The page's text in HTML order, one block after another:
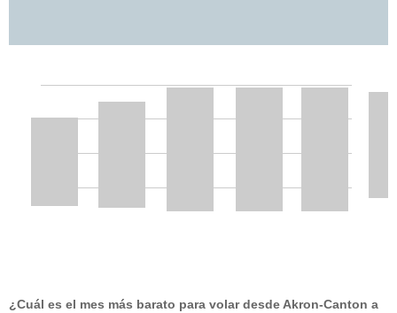
¿Cuál es el mes más barato para volar desde Akron-Canton a